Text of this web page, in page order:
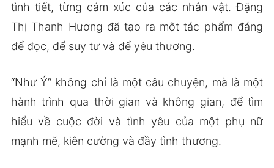
tình tiết, từng cảm xúc của các nhân vật. Đặng
Thị Thanh Hương đã tạo ra một tác phẩm đáng
để đọc, để suy tư và để yêu thương.
“Như Ý” không chỉ là một câu chuyện, mà là một
hành trình qua thời gian và không gian, để tìm
hiểu về cuộc đời và tình yêu của một phụ nữ
mạnh mẽ, kiên cường và đầy tình thương.